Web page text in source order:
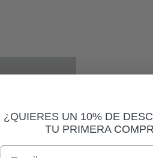
¿QUIERES UN 10% DE
TU PRIMERA
Email